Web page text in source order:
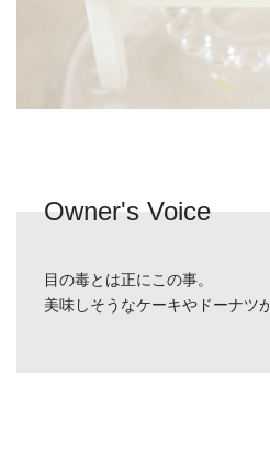
Owner's Voice
目の毒とは正にこの事。
美味しそうなケーキやドーナツ